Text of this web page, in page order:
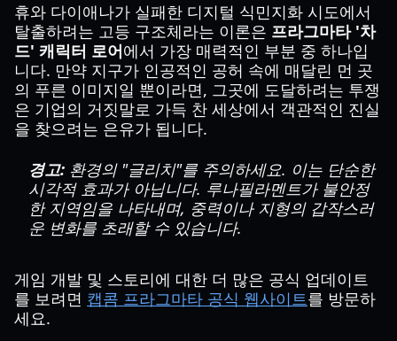
휴와 다이애나가 실패한 디지털 식민지화 시도에서
탈출하려는 고등 구조체라는 이론은 프라그마타 '차
드' 캐릭터 로어에서 가장 매력적인 부분 중 하나입
니다. 만약 지구가 인공적인 공허 속에 매달린 먼 곳
의 푸른 이미지일 뿐이라면, 그곳에 도달하려는 투쟁
은 기업의 거짓말로 가득 찬 세상에서 객관적인 진실
을 찾으려는 은유가 됩니다.
경고: 환경의 "글리치"를 주의하세요. 이는 단순한
시각적 효과가 아닙니다. 루나필라멘트가 불안정
한 지역임을 나타내며, 중력이나 지형의 갑작스러
운 변화를 초래할 수 있습니다.
게임 개발 및 스토리에 대한 더 많은 공식 업데이트
를 보려면 캡콤 프라그마타 공식 웹사이트를 방문하
세요.